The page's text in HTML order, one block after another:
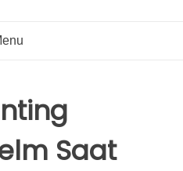
Saat